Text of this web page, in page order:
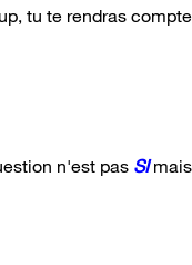
tu te rendras
n'est pas SImais